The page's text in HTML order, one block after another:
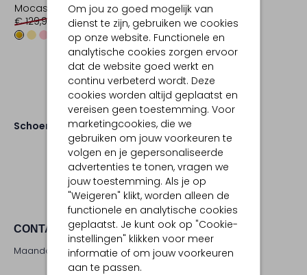
Om jou zo goed mogelijk van
dienst te zijn, gebruiken we cookies
op onze website. Functionele en
analytische cookies zorgen ervoor
dat de website goed werkt en
continu verbeterd wordt. Deze
cookies worden altijd geplaatst en
vereisen geen toestemming. Voor
marketingcookies, die we
gebruiken om jouw voorkeuren te
volgen en je gepersonaliseerde
advertenties te tonen, vragen we
jouw toestemming. Als je op
"Weigeren" klikt, worden alleen de
functionele en analytische cookies
geplaatst. Je kunt ook op "Cookie-
instellingen" klikken voor meer
informatie of om jouw voorkeuren
aan te passen.
Mocassins
€ 129,99
€ 64,99
+1
Mocassins
€ 129,99 € 64,99
+2
Schoenen Mocassins
CONTACT
Maandag - zaterdag 09:00 - 17:00 uur